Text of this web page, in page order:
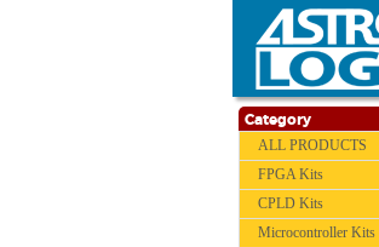
Category
ALL PRODUCTS
FPGA Kits
CPLD Kits
Microcontroller Kits